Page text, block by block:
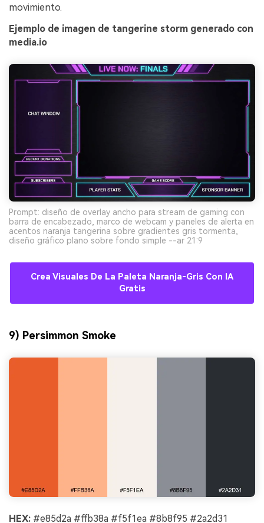
movimiento.
Ejemplo de imagen de tangerine storm generado con
media.io
Prompt: diseño de overlay ancho para stream de gaming con
barra de encabezado, marco de webcam y paneles de alerta en
acentos naranja tangerina sobre gradientes gris tormenta,
diseño gráfico plano sobre fondo simple --ar 21:9
Crea Visuales De La Paleta Naranja-Gris Con IA
Gratis
9) Persimmon Smoke
HEX: #e85d2a #ffb38a #f5f1ea #8b8f95 #2a2d31